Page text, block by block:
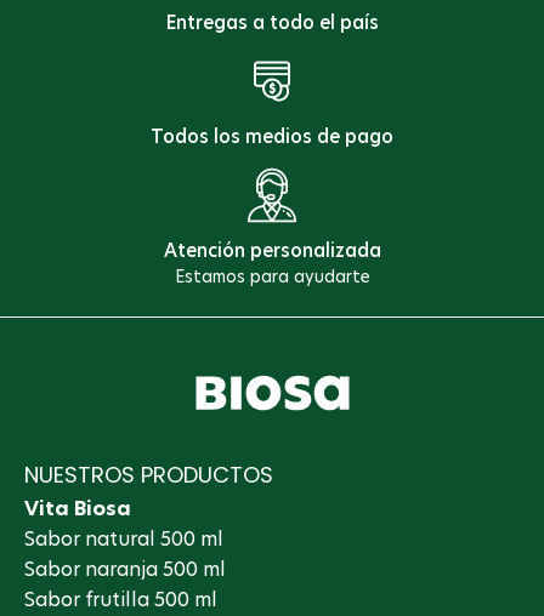
Entregas a todo el país
Todos los medios de pago
Atención personalizada
Estamos para ayudarte
NUESTROS PRODUCTOS
Vita Biosa
Sabor natural 500 ml
Sabor naranja 500 ml
Sabor frutilla 500 ml